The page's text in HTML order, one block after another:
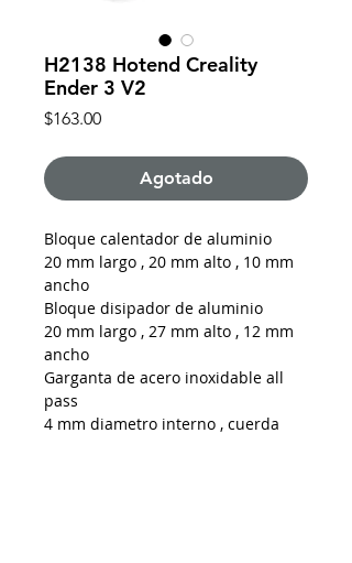
H2138 Hotend Creality
Ender 3 V2
$163.00Precio
Agotado
Bloque calentador de aluminio
20 mm largo , 20 mm alto , 10 mm
ancho
Bloque disipador de aluminio
20 mm largo , 27 mm alto , 12 mm
ancho
Garganta de acero inoxidable all
pass
4 mm diametro interno , cuerda